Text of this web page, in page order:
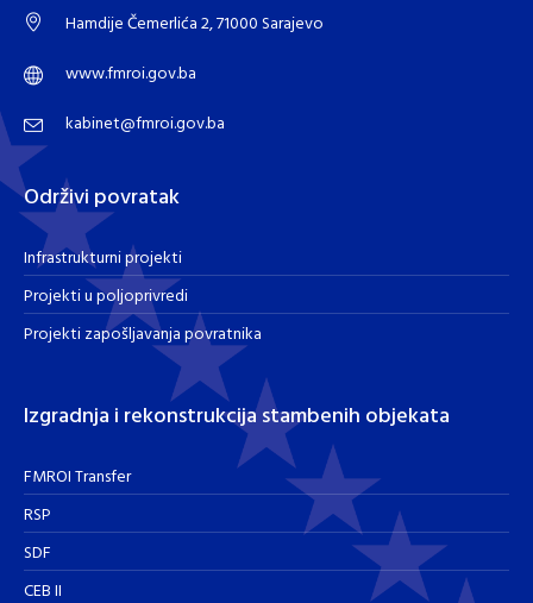
Hamdije Čemerlića 2, 71000 Sarajevo
www.fmroi.gov.ba
kabinet@fmroi.gov.ba
Održivi povratak
Infrastrukturni projekti
Projekti u poljoprivredi
Projekti zapošljavanja povratnika
Izgradnja i rekonstrukcija stambenih objekata
FMROI Transfer
RSP
SDF
CEB II